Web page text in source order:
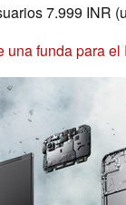
7.999 INR
una funda para